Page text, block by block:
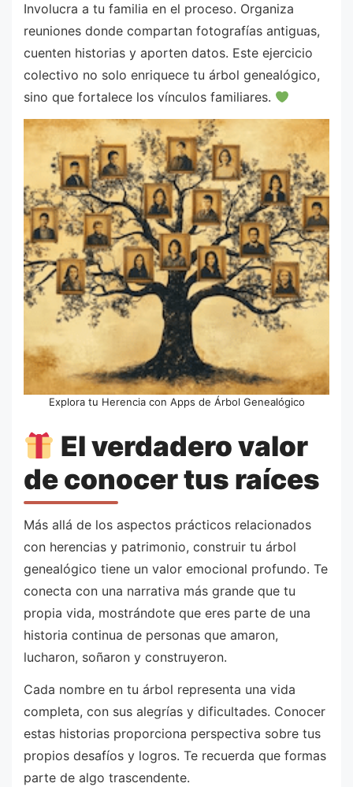
Involucra a tu familia en el proceso. Organiza
reuniones donde compartan fotografías antiguas,
cuenten historias y aporten datos. Este ejercicio
colectivo no solo enriquece tu árbol genealógico,
sino que fortalece los vínculos familiares.
Explora tu Herencia con Apps de Árbol Genealógico
El verdadero valor
de conocer tus raíces
Más allá de los aspectos prácticos relacionados
con herencias y patrimonio, construir tu árbol
genealógico tiene un valor emocional profundo. Te
conecta con una narrativa más grande que tu
propia vida, mostrándote que eres parte de una
historia continua de personas que amaron,
lucharon, soñaron y construyeron.
Cada nombre en tu árbol representa una vida
completa, con sus alegrías y dificultades. Conocer
estas historias proporciona perspectiva sobre tus
propios desafíos y logros. Te recuerda que formas
parte de algo trascendente.